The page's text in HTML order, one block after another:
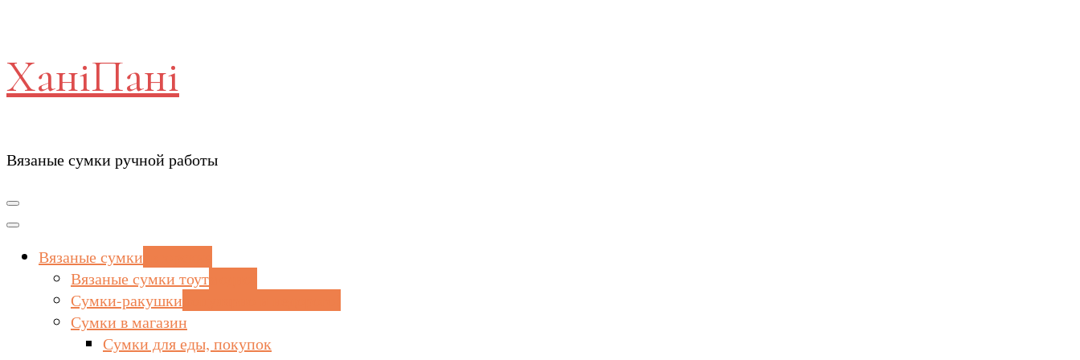
ХаніПані
Вязаные сумки ручной работы
Вязаные сумки
Вязаные сумки тоут
Сумки-ракушки
Сумки в магазин
Сумки для еды, покупок